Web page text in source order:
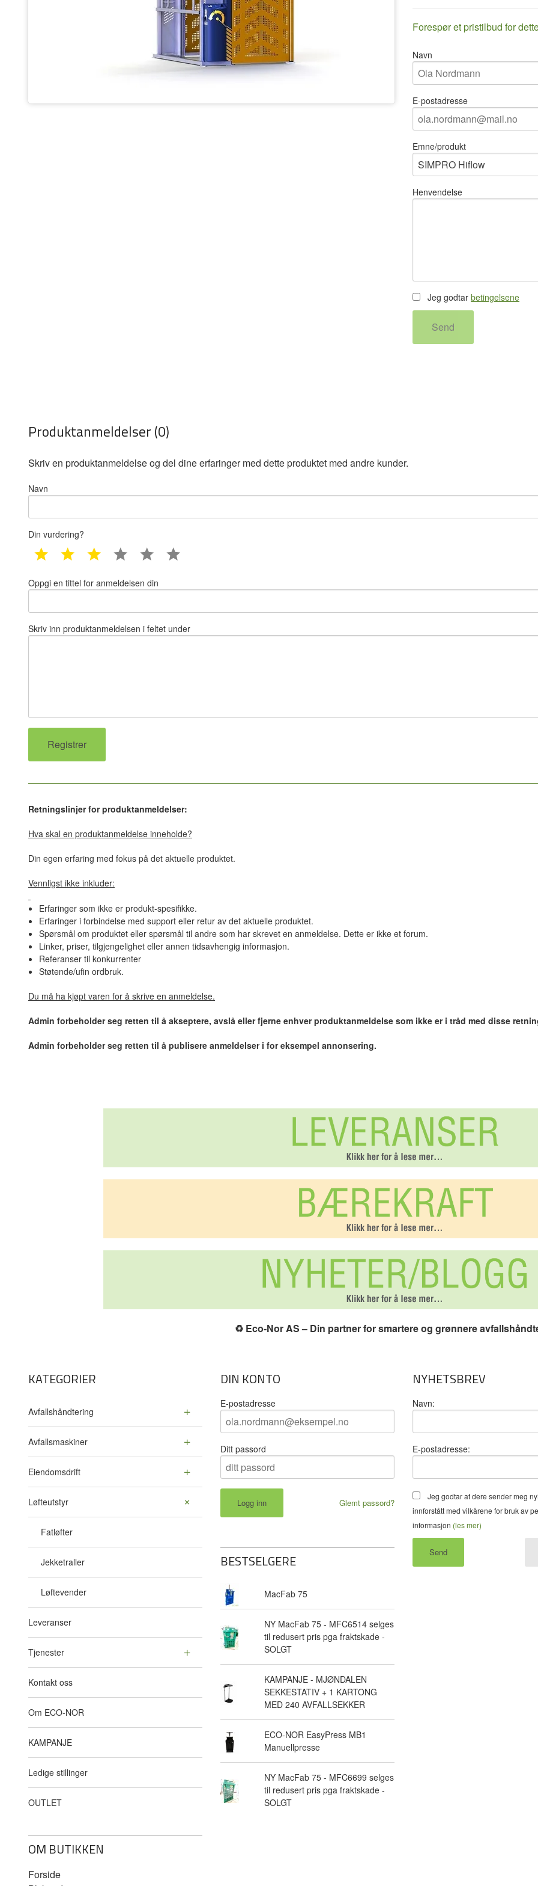
Forespør et pristilbud for
Navn
E-postadresse
Emne/produkt
Henvendelse
Jeg godtar betingelsene
Send
Produktanmeldelser (0)
Skriv en produktanmeldelse og del dine erfaringer med dette produktet med andre kunder.
Navn
Din vurdering?
1 star 2 star 3 star 4 star 5 star
Oppgi en tittel for anmeldelsen din
Skriv inn produktanmeldelsen i feltet under
Retningslinjer for produktanmeldelser:
Hva skal en produktanmeldelse inneholde?
Din egen erfaring med fokus på det aktuelle produktet.
Vennligst ikke inkluder:
Erfaringer som ikke er produkt-spesifikke.
Erfaringer i forbindelse med support eller retur av det aktuelle produktet.
Spørsmål om produktet eller spørsmål til andre som har skrevet en anmeldelse. Dette er ikke et forum.
Linker, priser, tilgjengelighet eller annen tidsavhengig informasjon.
Referanser til konkurrenter
Støtende/ufin ordbruk.
Du må ha kjøpt varen for å skrive en anmeldelse.
Admin forbeholder seg retten til å akseptere, avslå eller fjerne enhver produktanmeldelse som ikke er i tråd med disse
Admin forbeholder seg retten til å publisere anmeldelser i for eksempel annonsering.
♻️ Eco-Nor AS – Din partner for smartere og grønnere
KATEGORIER
Avfallshåndtering
Avfallsmaskiner
Eiendomsdrift
Løfteutstyr
Fatløfter
Jekketraller
Løftevender
Leveranser
Tjenester
Kontakt oss
Om ECO-NOR
KAMPANJE
Ledige stillinger
OUTLET
OM BUTIKKEN
Forside
DIN KONTO
E-postadresse
Ditt passord
Glemt passord?
BESTSELGERE
MacFab 75
NY MacFab 75 - MFC6514 selges
til redusert pris pga fraktskade -
SOLGT
KAMPANJE - MJØNDALEN
SEKKESTATIV + 1 KARTONG
MED 240 AVFALLSEKKER
ECO-NOR EasyPress MB1
Manuellpresse
NY MacFab 75 - MFC6699 selges
til redusert pris pga fraktskade -
SOLGT
NYHETSBREV
Navn:
E-postadresse:
Jeg godtar at dere sender meg
innforstått med vilkårene for bruk av
informasjon (les mer)